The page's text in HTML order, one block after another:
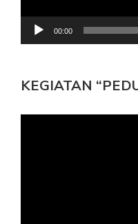
00:00
KEGIATAN